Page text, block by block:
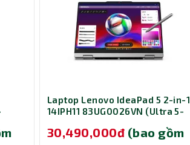
Laptop Lenovo IdeaPad 5 2-in-1
14IPH11 83UG0026VN (Ultra 5-
inch/ Windows 11 Home/ 2Y/
30,490,000đ (bao gồm